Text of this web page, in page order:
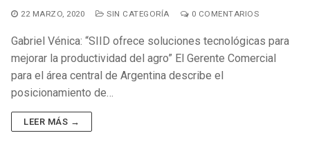
22 MARZO, 2020 SIN CATEGORÍA 0 COMENTARIOS
Gabriel Vénica: “SIID ofrece soluciones tecnológicas para
mejorar la productividad del agro” El Gerente Comercial
para el área central de Argentina describe el
posicionamiento de…
LEER MÁS →